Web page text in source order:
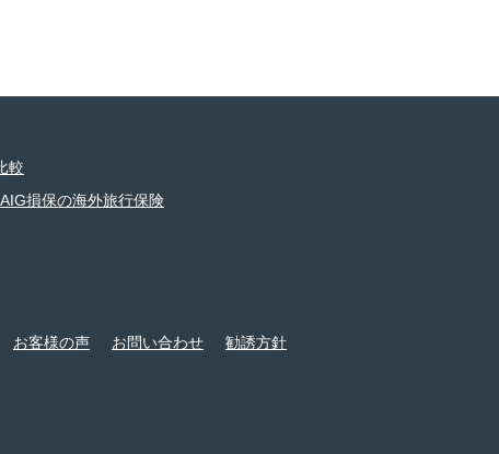
較
AIG損保の海外旅行保険
お客様の声 お問い合わせ
勧誘方針